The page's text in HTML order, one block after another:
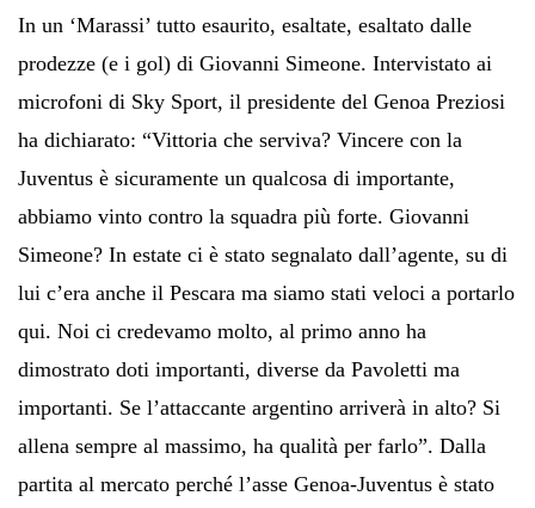
In un ‘Marassi’ tutto esaurito, esaltate, esaltato dalle
prodezze (e i gol) di Giovanni Simeone. Intervistato ai
microfoni di Sky Sport, il presidente del Genoa Preziosi
ha dichiarato: “Vittoria che serviva? Vincere con la
Juventus è sicuramente un qualcosa di importante,
abbiamo vinto contro la squadra più forte. Giovanni
Simeone? In estate ci è stato segnalato dall’agente, su di
lui c’era anche il Pescara ma siamo stati veloci a portarlo
qui. Noi ci credevamo molto, al primo anno ha
dimostrato doti importanti, diverse da Pavoletti ma
importanti. Se l’attaccante argentino arriverà in alto? Si
allena sempre al massimo, ha qualità per farlo”. Dalla
partita al mercato perché l’asse Genoa-Juventus è stato